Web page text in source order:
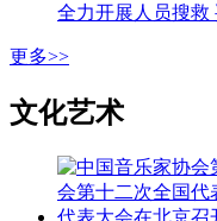
更多>>
文化艺术